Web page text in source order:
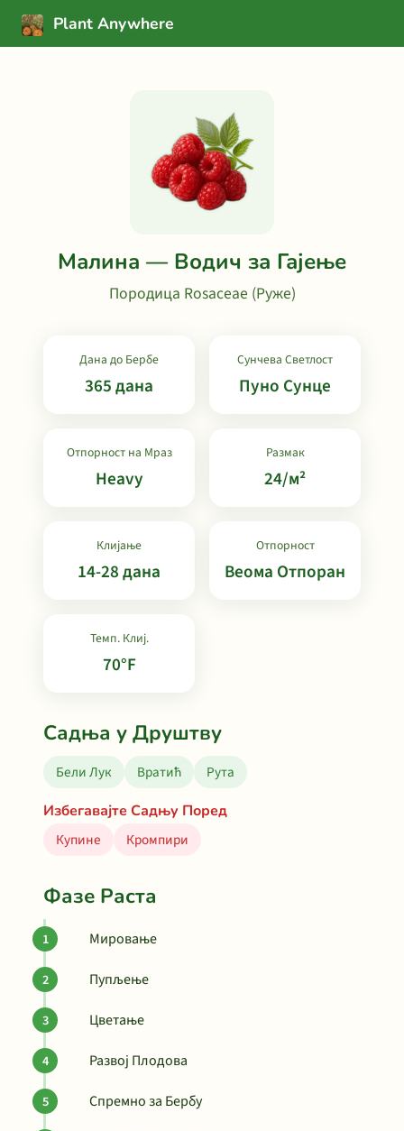
Plant Anywhere
Малина — Водич за Гајење
Породица Rosaceae (Руже)
Дана до Бербе
365 дана
Сунчева Светлост
Пуно Сунце
Отпорност на Мраз
Heavy
Размак
24/м²
Клијање
14-28 дана
Отпорност
Веома Отпоран
Темп. Клиј.
70°F
Садња у Друштву
Бели Лук Вратић
Рута
Избегавајте Садњу Поред
Купине
Кромпири
Фазе Раста
Мировање
Пупљење
Цветање
Развој Плодова
Спремно за Бербу